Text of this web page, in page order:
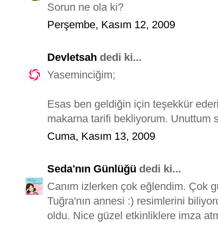
Sorun ne ola ki?
Perşembe, Kasım 12, 2009
Devletsah dedi ki...
Yaseminciğim;
Esas ben geldiğin için teşekkür
makarna tarifi bekliyorum. Unuttum
Cuma, Kasım 13, 2009
Seda'nın Günlüğü dedi ki...
Canım izlerken çok eğlendim. Çok
Tuğra'nın annesi :) resimlerini
oldu. Nice güzel etkinliklere imza